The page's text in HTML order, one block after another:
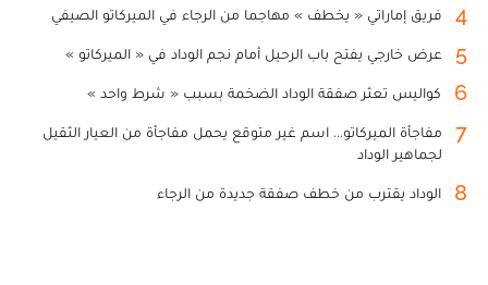
4 فريق إماراتي « يخطف » مهاجما من الرجاء في الميركاتو الصيفي
5 عرض خارجي يفتح باب الرحيل أمام نجم الوداد في « الميركاتو »
6 كواليس تعثر صفقة الوداد الضخمة بسبب « شرط واحد »
7
مفاجأة الميركاتو... اسم غير متوقع يحمل مفاجأة من العيار الثقيل
لجماهير الوداد
8 الوداد يقترب من خطف صفقة جديدة من الرجاء